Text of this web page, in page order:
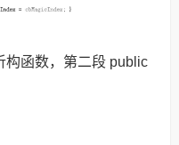
构函数，第二段 public